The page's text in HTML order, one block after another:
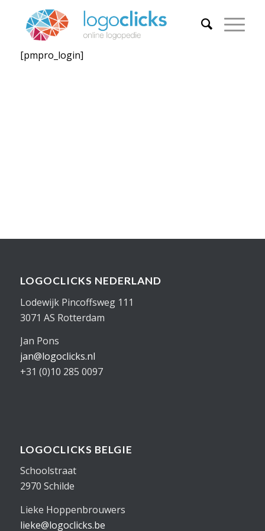
[pmpro_login]
LOGOCLICKS NEDERLAND
Lodewijk Pincoffsweg 111
3071 AS Rotterdam
Jan Pons
jan@logoclicks.nl
+31 (0)10 285 0097
LOGOCLICKS BELGIE
Schoolstraat
2970 Schilde
Lieke Hoppenbrouwers
lieke@logoclicks.be